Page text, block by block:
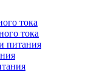
тока
тока
питания